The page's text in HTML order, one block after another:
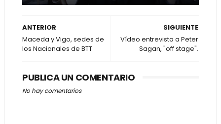
SIGUIENTE
Vídeo entrevista a Peter
Sagan, "off stage".
ANTERIOR
Maceda y Vigo, sedes de
los Nacionales de BTT
PUBLICA UN COMENTARIO
No hay comentarios